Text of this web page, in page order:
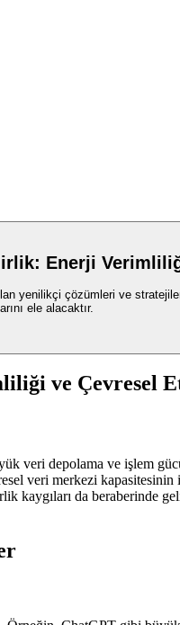
Enerji
yenilikçi çözümleri ve
ele alacaktır.
ve Çevresel
veri depolama ve işlem
veri merkezi
kaygıları da beraberinde